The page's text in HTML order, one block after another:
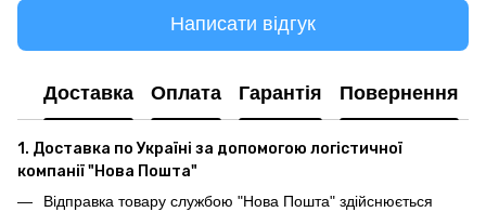
Написати відгук
Доставка Оплата Гарантія Повернення
1. Доставка по Україні за допомогою логістичної
компанії "Нова Пошта"
Відправка товару службою "Нова Пошта" здійснюється